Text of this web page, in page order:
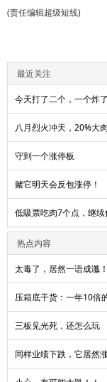
(责任编辑超级短线)
最近关注
今天打了二个，一个炸了
八月烈火冲天，20%大
守到一个涨停板
赌它明天会反包涨停！
低吸票吃肉7个点，继
热点内容
太毒了，居然一语成谶
压箱底干货：一年10倍
三板见光死，还怎么玩
同样业绩下跌，它居然